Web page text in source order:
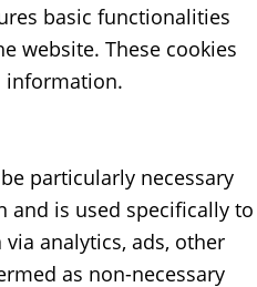
basic functionalities
website. These cookies
information.
particularly necessary
is used specifically to
analytics, ads, other
as non-necessary